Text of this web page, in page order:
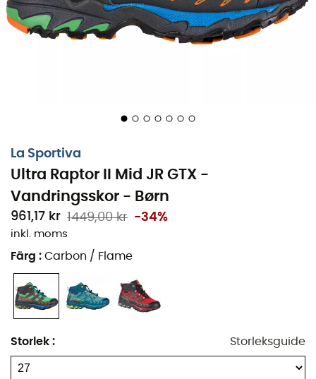
La Sportiva
Ultra Raptor II Mid JR GTX -
Vandringsskor - Børn
961,17 kr 1449,00 kr -34%
inkl. moms
Färg : Carbon / Flame
Storlek : Storleksguide
Under en vandring i bergen med ditt barn vill du vara
säker på att han eller hon är väl utrustad och skyddad.
in i bilden, och erbjuder komfort och säkerhet vid varje
steg.